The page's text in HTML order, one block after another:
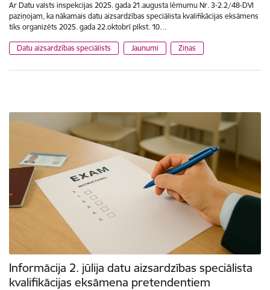
Ar Datu valsts inspekcijas 2025. gada 21.augusta lēmumu Nr. 3-2.2/48-DVI
paziņojam, ka nākamais datu aizsardzības speciālista kvalifikācijas eksāmens
tiks organizēts 2025. gada 22.oktobrī plkst. 10…
Datu aizsardzības speciālists Jaunumi Ziņas
Informācija 2. jūlija datu aizsardzības speciālista
kvalifikācijas eksāmena pretendentiem